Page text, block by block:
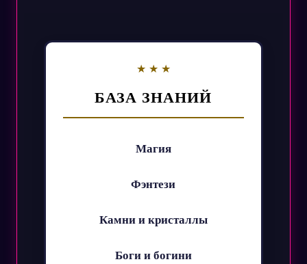
БАЗА ЗНАНИЙ
Магия
Фэнтези
Камни и кристаллы
Боги и богини